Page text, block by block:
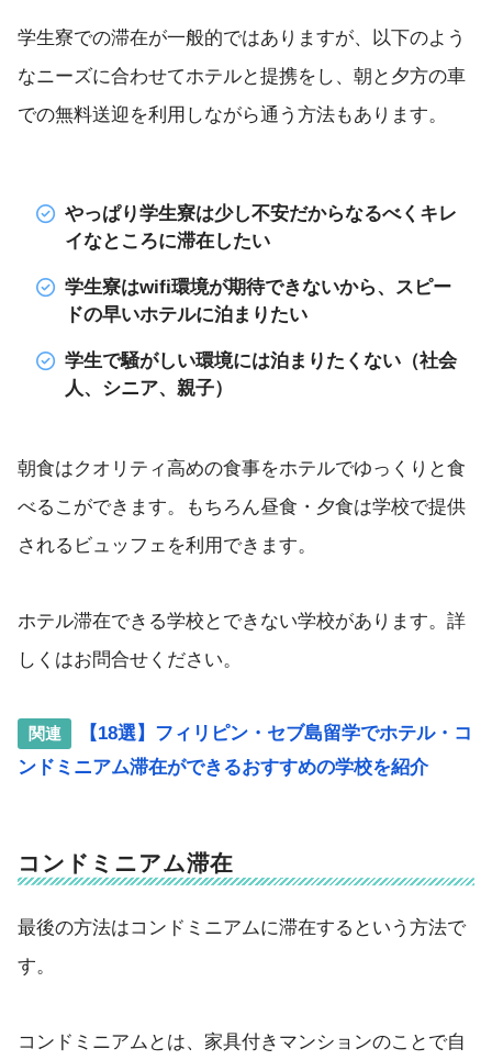
学生寮での滞在が一般的ではありますが、以下のよう
なニーズに合わせてホテルと提携をし、朝と夕方の車
での無料送迎を利用しながら通う方法もあります。
やっぱり学生寮は少し不安だからなるべくキレ
イなところに滞在したい
学生寮はwifi環境が期待できないから、スピー
ドの早いホテルに泊まりたい
学生で騒がしい環境には泊まりたくない（社会
人、シニア、親子）
朝食はクオリティ高めの食事をホテルでゆっくりと食
べるこができます。もちろん昼食・夕食は学校で提供
されるビュッフェを利用できます。
ホテル滞在できる学校とできない学校があります。詳
しくはお問合せください。
【18選】フィリピン・セブ島留学でホテル・コ
ンドミニアム滞在ができるおすすめの学校を紹介
コンドミニアム滞在
最後の方法はコンドミニアムに滞在するという方法で
す。
コンドミニアムとは、家具付きマンションのことで自